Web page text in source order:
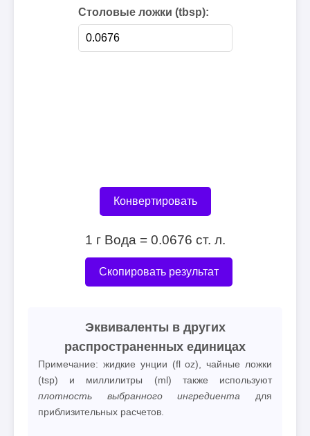
Столовые ложки (tbsp):
Конвертировать
1 г Вода = 0.0676 ст. л.
Скопировать результат
Эквиваленты в других
распространенных единицах
Примечание: жидкие унции (fl oz), чайные ложки
(tsp) и миллилитры (ml) также используют
плотность выбранного ингредиента для
приблизительных расчетов.